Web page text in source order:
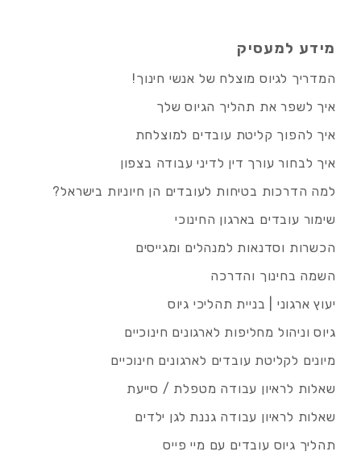
מידע למעסיק
המדריך לגיוס מוצלח של אנשי חינוך!
איך לשפר את תהליך הגיוס שלך
איך להפוך קליטת עובדים למוצלחת
איך לבחור עורך דין לדיני עבודה בצפון
למה הדרכות בטיחות לעובדים הן חיוניות בישראל?
שימור עובדים בארגון החינוכי
הכשרות וסדנאות למנהלים ומגייסים
השמה בחינוך והדרכה
יעוץ ארגוני | בניית תהליכי גיוס
גיוס וניהול מחליפות לארגונים חינוכיים
מיונים לקליטת עובדים לארגונים חינוכיים
שאלות לראיון עבודה מטפלת / סייעת
שאלות לראיון עבודה גננת לגן ילדים
תהליך גיוס עובדים עם מיי פייס